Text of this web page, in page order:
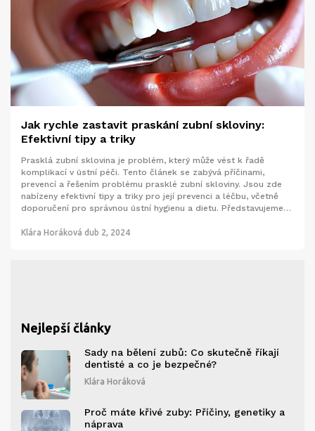
Jak rychle zastavit praskání zubní skloviny:
Efektivní tipy a triky
Prasklá zubní sklovina je problém, který může vést k řadě
komplikací v ústní péči. Tento článek se zabývá příčinami,
prevencí a řešením problému prasklé zubní skloviny. Jsou zde
nabízeny efektivní tipy a triky pro její prevenci a léčbu, včetně
doporučení pro správnou ústní hygienu a dietu. Představujeme
zdravý úsměv.
Klára Horáková dub 2, 2024
Nejlepší články
Sady na bělení zubů: Co skutečně říkají
dentisté a co je bezpečné?
Klára Horáková
Proč máte křivé zuby: Příčiny, genetiky a
náprava